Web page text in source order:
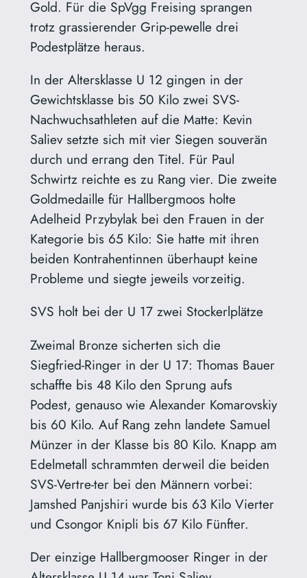
Gold. Für die SpVgg Freising sprangen
trotz grassierender Grip-pewelle drei
Podestplätze heraus.
In der Altersklasse U 12 gingen in der
Gewichtsklasse bis 50 Kilo zwei SVS-
Nachwuchsathleten auf die Matte: Kevin
Saliev setzte sich mit vier Siegen souverän
durch und errang den Titel. Für Paul
Schwirtz reichte es zu Rang vier. Die zweite
Goldmedaille für Hallbergmoos holte
Adelheid Przybylak bei den Frauen in der
Kategorie bis 65 Kilo: Sie hatte mit ihren
beiden Kontrahentinnen überhaupt keine
Probleme und siegte jeweils vorzeitig.
SVS holt bei der U 17 zwei Stockerlplätze
Zweimal Bronze sicherten sich die
Siegfried-Ringer in der U 17: Thomas Bauer
schaffte bis 48 Kilo den Sprung aufs
Podest, genauso wie Alexander Komarovskiy
bis 60 Kilo. Auf Rang zehn landete Samuel
Münzer in der Klasse bis 80 Kilo. Knapp am
Edelmetall schrammten derweil die beiden
SVS-Vertre-ter bei den Männern vorbei:
Jamshed Panjshiri wurde bis 63 Kilo Vierter
und Csongor Knipli bis 67 Kilo Fünfter.
Der einzige Hallbergmooser Ringer in der